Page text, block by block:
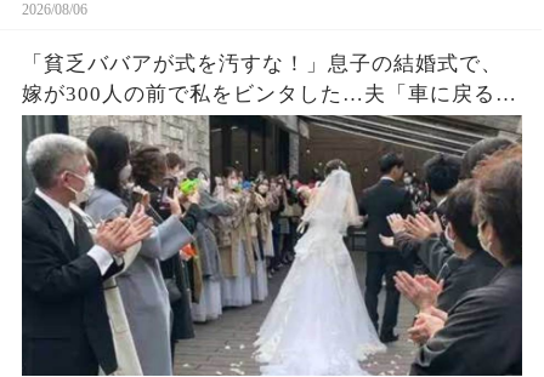
2026/08/06
「貧乏ババアが式を汚すな！」息子の結婚式で、
嫁が300人の前で私をビンタした…夫「車に戻る
か」私「ごめん」皆が私を哀れんでいたが真実が
明かされ嫁は顔面蒼白になった…